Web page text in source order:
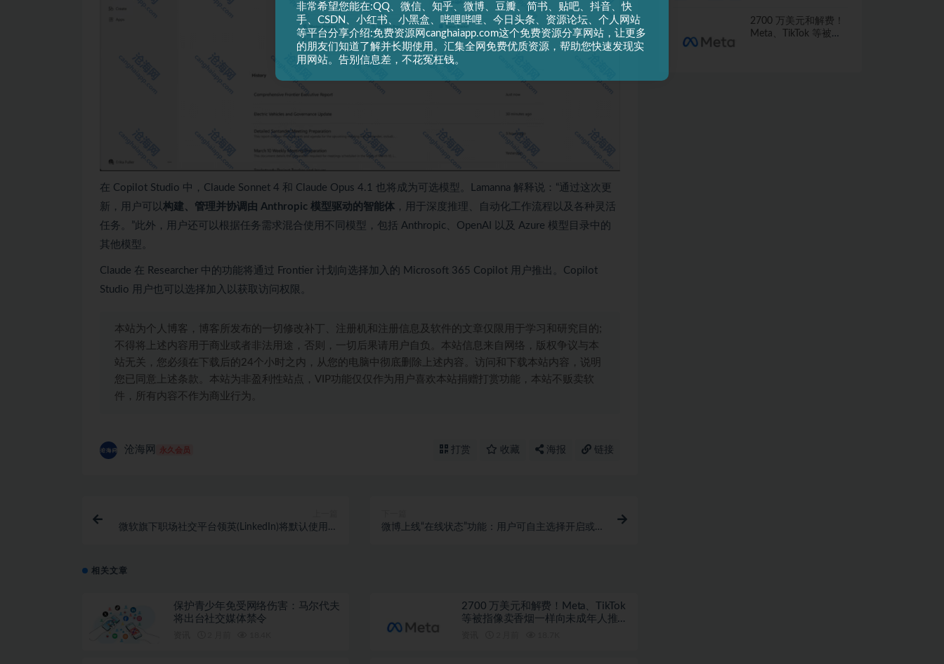
在 Copilot Studio 中，Claude Sonnet 4 和 Claude Opus 4.1 也将成为可选模型。Lamanna 解释说：“通过这次更
新，用户可以构建、管理并协调由 Anthropic 模型驱动的智能体 ，用于深度推理、自动化工作流程以及各种灵活
任务。”此外，用户还可以根据任务需求混合使用不同模型，包括 Anthropic、OpenAI 以及 Azure 模型目录中的
其他模型。
Claude 在 Researcher 中的功能将通过 Frontier 计划向选择加入的 Microsoft 365 Copilot 用户推出。Copilot
Studio 用户也可以选择加入以获取访问权限。
本站为个人博客，博客所发布的一切修改补丁、注册机和注册信息及软件的文章仅限用于学习和研究目的;
不得将上述内容用于商业或者非法用途，否则，一切后果请用户自负。本站信息来自网络，版权争议与本
站无关，您必须在下载后的24个小时之内，从您的电脑中彻底删除上述内容。访问和下载本站内容，说明
您已同意上述条款。本站为非盈利性站点，VIP功能仅仅作为用户喜欢本站捐赠打赏功能，本站不贩卖软
件，所有内容不作为商业行为。
沧海网 永久会员 打赏 收藏 海报 链接
微软旗下职场社交平台领英(LinkedIn)将默认使用用
微博上线“在线状态”功能：用户可自主选择开启或关
相关文章
保护青少年免受网络伤害：马尔代夫
将出台社交媒体禁令
2700 万美元和解费！Meta、TikTok
等被指像卖香烟一样向未成年人推广
2700 万美元和解费！
Meta、TikTok 等被指
非常希望您能在:QQ、微信、知乎、微博、豆瓣、简书、贴吧、抖音、快
手、CSDN、小红书、小黑盒、哔哩哔哩、今日头条、资源论坛、个人网站
等平台分享介绍:免费资源网canghaiapp.com这个免费资源分享网站，让更多
的朋友们知道了解并长期使用。汇集全网免费优质资源，帮助您快速发现实
用网站。告别信息差，不花冤枉钱。